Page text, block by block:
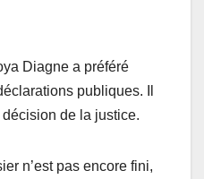
Diagne a préféré
publiques. Il
de la justice.
n’est pas encore fini,